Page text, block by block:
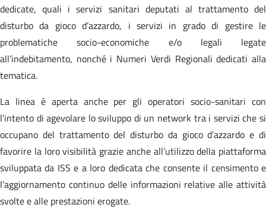
dedicate, quali i servizi sanitari deputati al trattamento del
disturbo da gioco d’azzardo, i servizi in grado di gestire le
problematiche socio-economiche e/o legali legate
all’indebitamento, nonché i Numeri Verdi Regionali dedicati alla
tematica.
La linea è aperta anche per gli operatori socio-sanitari con
l’intento di agevolare lo sviluppo di un network tra i servizi che si
occupano del trattamento del disturbo da gioco d’azzardo e di
favorire la loro visibilità grazie anche all’utilizzo della piattaforma
sviluppata da ISS e a loro dedicata che consente il censimento e
l’aggiornamento continuo delle informazioni relative alle attività
svolte e alle prestazioni erogate.